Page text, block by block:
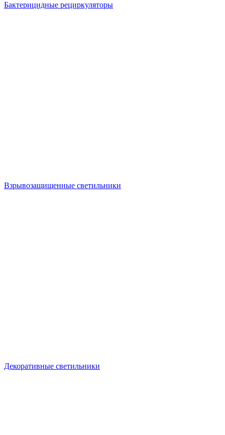
Бактерицидные рециркуляторы
Взрывозащищенные светильники
Декоративные светильники